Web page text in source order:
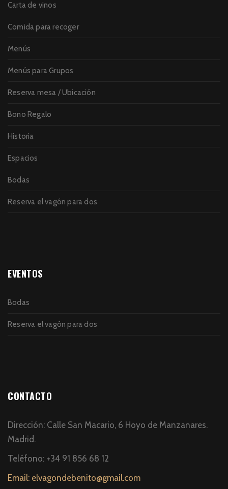
Carta de vinos
Comida para recoger
Menús
Menús para Grupos
Reserva mesa / Ubicación
Bono Regalo
Historia
Espacios
Bodas
Reserva el vagón para dos
EVENTOS
Bodas
Reserva el vagón para dos
CONTACTO
Dirección: Calle San Macario, 6 Hoyo de Manzanares.
Madrid.
Teléfono: +34 91 856 68 12
Email: elvagondebenito@gmail.com